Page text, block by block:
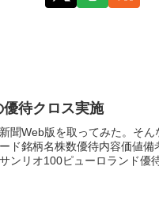
待クロス実施
聞Web版を取ってみた。そ
ド銘柄名株数優待内容価値
ンリオ100ピューロランド優